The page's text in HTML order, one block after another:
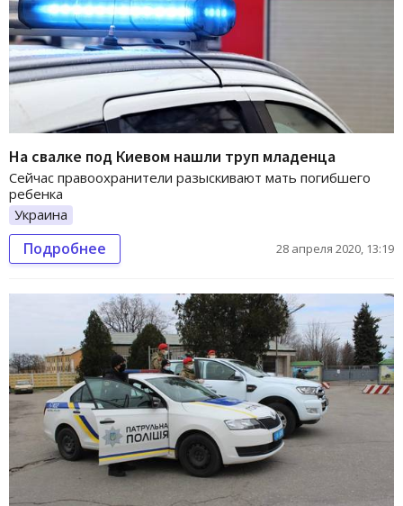
На свалке под Киевом нашли труп младенца
Сейчас правоохранители разыскивают мать погибшего
ребенка
Украина
Подробнее 28 апреля 2020, 13:19